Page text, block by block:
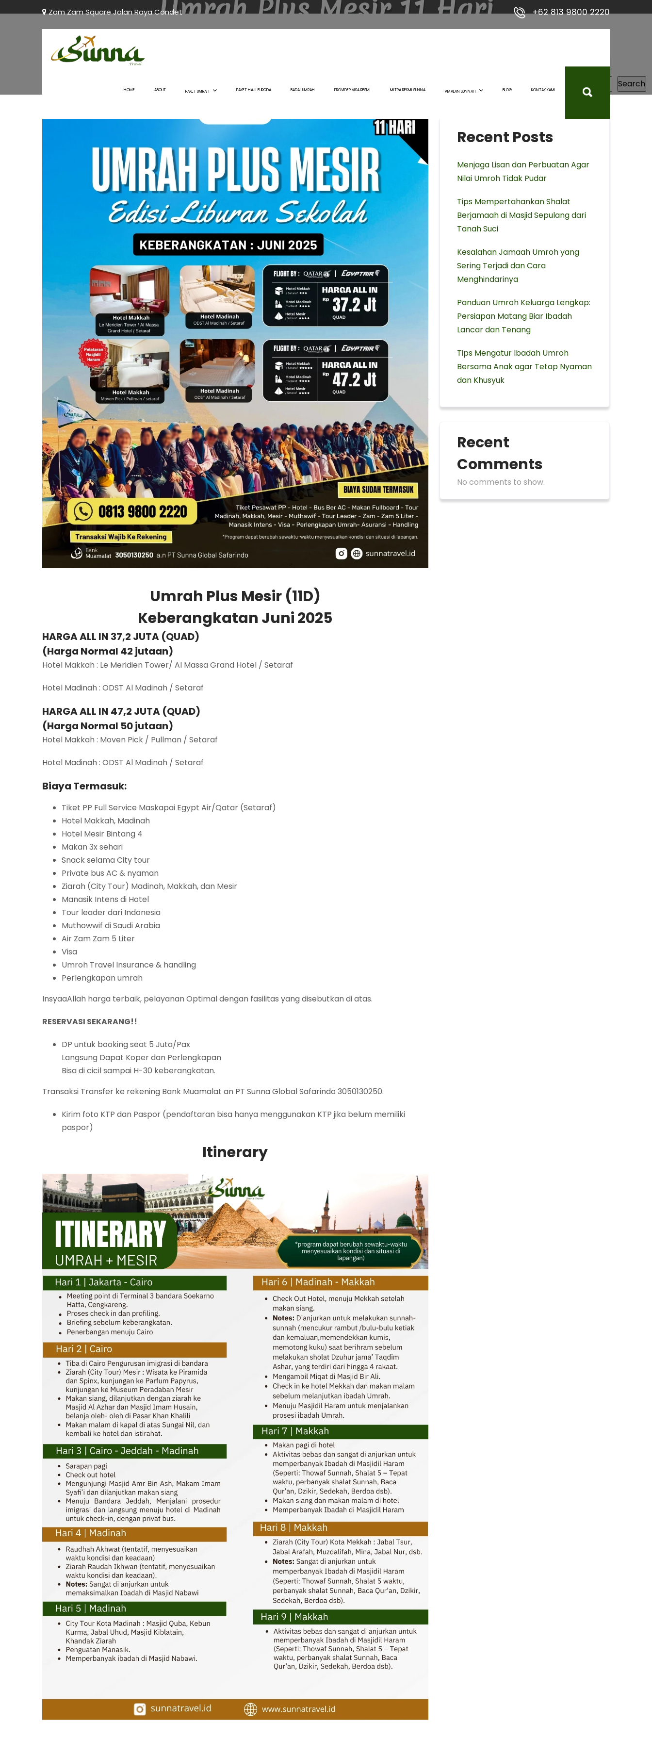
Zam Zam Square Jalan Raya Condet +62 813 9800 2220
HOME ABOUT PAKET UMRAH PAKET HAJI FURODA BADAL UMRAH PROVIDER VISA RESMI MITRA RESMI SUNNA AMALAN SUNNAH BLOG KONTAK KAMI
Umrah Plus Mesir 11 Hari
Bismillah, Umroh Khidmat, Sesuai Syari’at insyaa Allah Bersama Sunna Travel.
Menghadirkan Program Umrah PLUS MESIR 11 HARI
Umrah Plus Mesir (11D)
Keberangkatan Juni 2025
HARGA ALL IN 37,2 JUTA (QUAD)
(Harga Normal 42 jutaan)
Hotel Makkah : Le Meridien Tower/ Al Massa Grand Hotel / Setaraf
Hotel Madinah : ODST Al Madinah / Setaraf
HARGA ALL IN 47,2 JUTA (QUAD)
(Harga Normal 50 jutaan)
Hotel Makkah : Moven Pick / Pullman / Setaraf
Hotel Madinah : ODST Al Madinah / Setaraf
Biaya Termasuk:
Tiket PP Full Service Maskapai Egypt Air/Qatar (Setaraf)
Hotel Makkah, Madinah
Hotel Mesir Bintang 4
Makan 3x sehari
Snack selama City tour
Private bus AC & nyaman
Ziarah (City Tour) Madinah, Makkah, dan Mesir
Manasik Intens di Hotel
Tour leader dari Indonesia
Muthowwif di Saudi Arabia
Air Zam Zam 5 Liter
Visa
Umroh Travel Insurance & handling
Perlengkapan umrah
InsyaaAllah harga terbaik, pelayanan Optimal dengan fasilitas yang disebutkan di atas.
RESERVASI SEKARANG!!
DP untuk booking seat 5 Juta/Pax
Langsung Dapat Koper dan Perlengkapan
Bisa di cicil sampai H-30 keberangkatan.
Transaksi Transfer ke rekening Bank Muamalat an PT Sunna Global Safarindo 3050130250.
Kirim foto KTP dan Paspor (pendaftaran bisa hanya menggunakan KTP jika belum memiliki
paspor)
Itinerary
Search
Recent Posts
Menjaga Lisan dan Perbuatan Agar
Nilai Umroh Tidak Pudar
Tips Mempertahankan Shalat
Berjamaah di Masjid Sepulang dari
Tanah Suci
Kesalahan Jamaah Umroh yang
Sering Terjadi dan Cara
Menghindarinya
Panduan Umroh Keluarga Lengkap:
Persiapan Matang Biar Ibadah
Lancar dan Tenang
Tips Mengatur Ibadah Umroh
Bersama Anak agar Tetap Nyaman
dan Khusyuk
Recent
Comments
No comments to show.